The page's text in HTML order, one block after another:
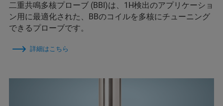
二重共鳴多核プローブ (BBI)は、1H検出のアプリケーショ
ン用に最適化された、BBのコイルを多核にチューニング
できるプローブです。
詳細はこちら